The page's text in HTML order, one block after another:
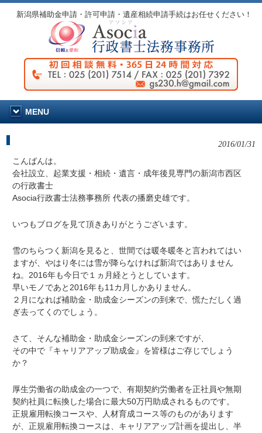
新潟県補助金申請・許可申請・遺産相続申請手続はお任せください！
MENU
2016/01/31
こんばんは。
会社設立、起業支援・相続・遺言・成年後見専門の新潟市西区
の行政書士
Asocia行政書士法務事務所 代表の播磨史雄です。
いつもブログを見て頂きありがとうございます。
雪のちらつく新潟を見ると、世間では暖冬暖冬と言われてはい
ますが、やはり冬には雪が降らなければ新潟ではありません
ね。2016年も今日で１ヵ月経とうとしています。
早いモノであと2016年も11カ月しかありません。
２月になれば補助金・助成金シーズンの到来で、慌ただしく過
ぎ去ってくのでしょう。
さて、そんな補助金・助成金シーズンの到来ですが、
その中で 『キャリアアップ助成金』 を皆様はご存じでしょう
か？
厚生労働省の助成金の一つで、有期契約労働者を正社員や無期
契約社員に転換した場合に最大50万円助成されるものです。
正規雇用転換コースや、人材育成コース等のものがあります
が、正規雇用転換コースは、キャリアアップ計画を提出し、半